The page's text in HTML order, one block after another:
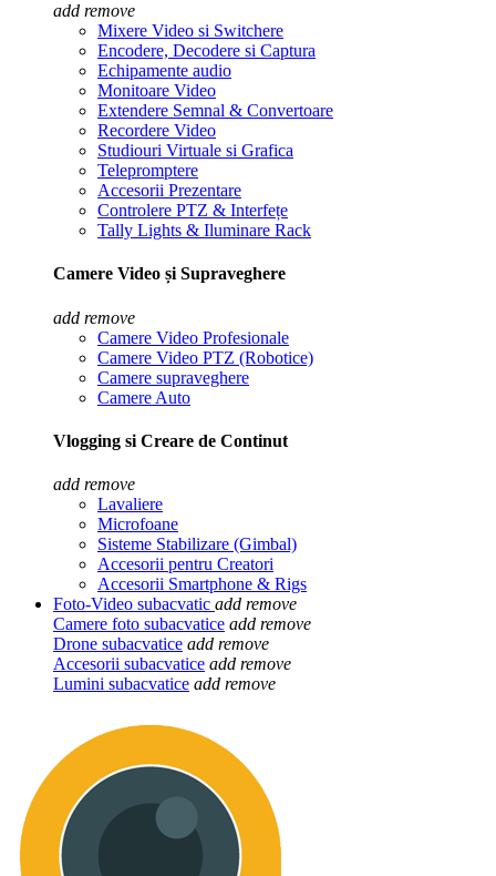
add remove
Mixere Video si Switchere
Encodere, Decodere si Captura
Echipamente audio
Monitoare Video
Extendere Semnal & Convertoare
Recordere Video
Studiouri Virtuale si Grafica
Telepromptere
Accesorii Prezentare
Controlere PTZ & Interfețe
Tally Lights & Iluminare Rack
Camere Video și Supraveghere
add remove
Camere Video Profesionale
Camere Video PTZ (Robotice)
Camere supraveghere
Camere Auto
Vlogging si Creare de Continut
add remove
Lavaliere
Microfoane
Sisteme Stabilizare (Gimbal)
Accesorii pentru Creatori
Accesorii Smartphone & Rigs
Foto-Video subacvatic add remove
Camere foto subacvatice add remove
Drone subacvatice add remove
Accesorii subacvatice add remove
Lumini subacvatice add remove